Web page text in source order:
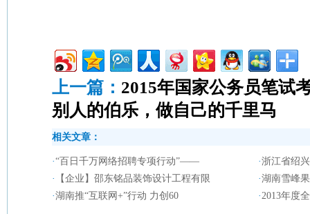
上一篇： 2015年国家公务员笔试
别人的伯乐，做自己的千里马
相关文章：
·“百日千万网络招聘专项行动”—— ·浙江省绍
·
【企业】邵东铭品装饰设计工程有限 ·湖南雪峰
·湖南推“互联网+”行动 力创60 ·2013年度